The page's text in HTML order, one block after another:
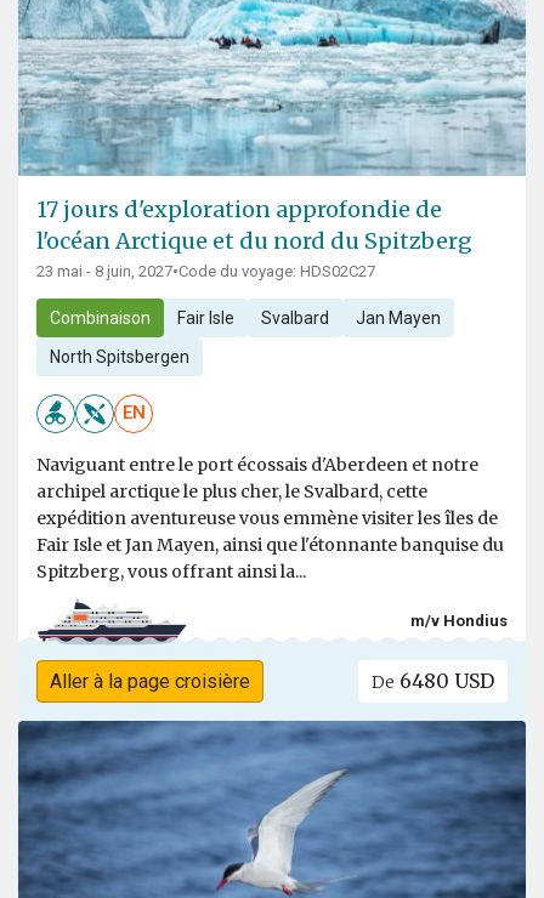
17 jours d'exploration approfondie de
l'océan Arctique et du nord du Spitzberg
23 mai - 8 juin, 2027•Code du voyage: HDS02C27
Combinaison Fair Isle Svalbard Jan Mayen
North Spitsbergen
EN
Naviguant entre le port écossais d'Aberdeen et notre
archipel arctique le plus cher, le Svalbard, cette
expédition aventureuse vous emmène visiter les îles de
Fair Isle et Jan Mayen, ainsi que l'étonnante banquise du
Spitzberg, vous offrant ainsi la...
m/v Hondius
Aller à la page croisière De 6480 USD